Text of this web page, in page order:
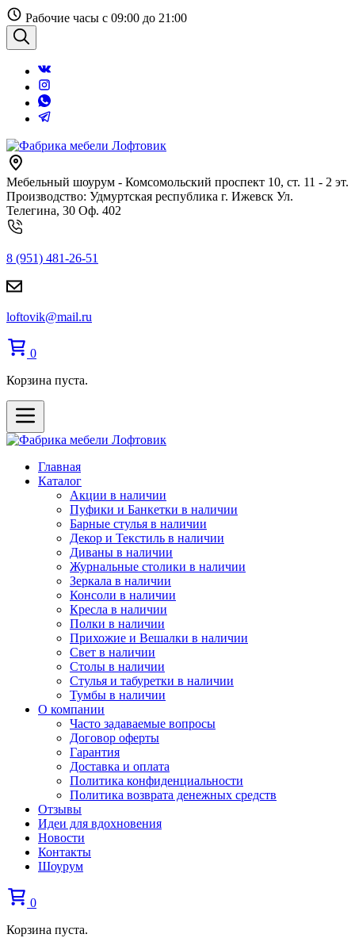
Перейти
к
содержанию
Рабочие часы с 09:00 до 21:00
Поиск
Мебельный шоурум - Комсомольский проспект 10, ст. 11 - 2 эт.
Производство: Удмуртская республика г. Ижевск Ул.
Телегина, 30 Оф. 402
8 (951) 481-26-51
loftovik@mail.ru
0
Корзина пуста.
Главная
Каталог
Акции в наличии
Пуфики и Банкетки в наличии
Барные стулья в наличии
Декор и Текстиль в наличии
Диваны в наличии
Журнальные столики в наличии
Зеркала в наличии
Консоли в наличии
Кресла в наличии
Полки в наличии
Прихожие и Вешалки в наличии
Свет в наличии
Столы в наличии
Стулья и табуретки в наличии
Тумбы в наличии
О компании
Часто задаваемые вопросы
Договор оферты
Гарантия
Доставка и оплата
Политика конфиденциальности
Политика возврата денежных средств
Отзывы
Идеи для вдохновения
Новости
Контакты
Шоурум
0
Корзина пуста.